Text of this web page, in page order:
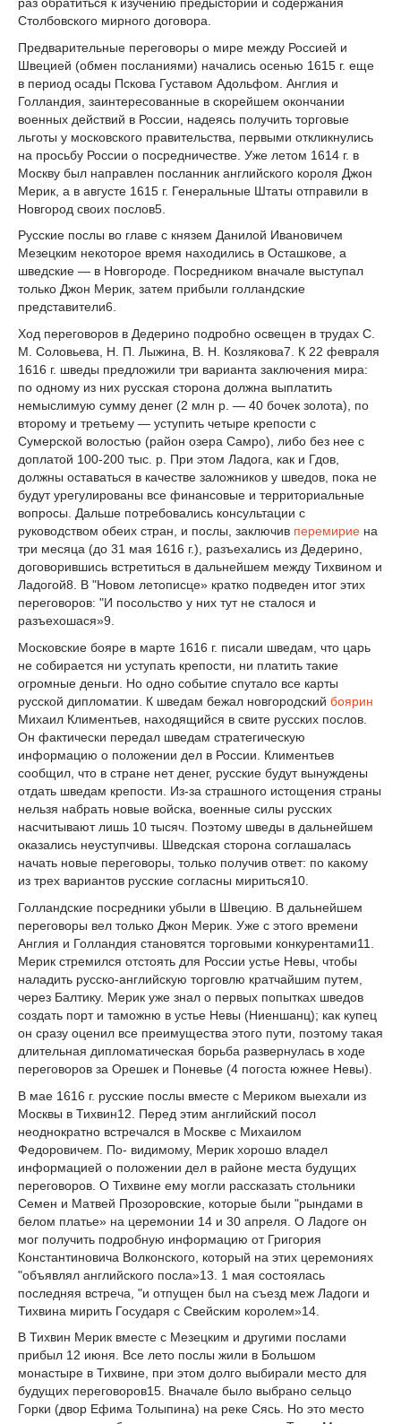
Столбовского мирного договора.
Предварительные переговоры о мире между Россией и
Швецией (обмен послания­ми) начались осенью 1615 г. еще
в период осады Пскова Густавом Адольфом. Англия и
Голландия, заинтересованные в скорейшем окончании
военных действий в России, на­деясь получить торговые
льготы у московского правительства, первыми откликнулись
на просьбу России о посредничестве. Уже летом 1614 г. в
Москву был направлен послан­ник английского короля Джон
Мерик, а в августе 1615 г. Генеральные Штаты отправили в
Новгород своих послов5
Русские послы во главе с князем Данилой Ивановичем
Мезецким некоторое время находились в Осташкове, а
шведские — в Новгороде. Посредником вначале выступал
только Джон Мерик, затем прибыли голландские
представители6.
Ход переговоров в Дедерино подробно освещен в трудах С.
М. Соловьева, Н. П. Лыжина, В. Н. Козлякова7 . К 22 февраля
1616 г. шведы предложили три варианта заключения мира:
по одному из них русская сторона должна выплатить
немыслимую сумму денег (2 млн р. — 40 бочек золота), по
второму и третьему — уступить четыре крепости с
Сумерской волостью (район озера Самро), либо без нее с
доплатой 100-200 тыс. р. При этом Ладога, как и Гдов,
должны оставаться в качестве заложников у шведов, пока не
бу­дут урегулированы все финансовые и территориальные
вопросы. Дальше потребовались консультации с
руководством обеих стран, и послы, заключив перемирие на
три месяца (до 31 мая 1616 г.), разъехались из Дедерино,
договорившись встретиться в дальнейшем между Тихвином и
Ладогой8 . В "Новом летописце» кратко подведен итог этих
перего­воров: "И посольство у них тут не сталося и
разъехошася»9
Московские бояре в марте 1616 г. писали шведам, что царь
не собирается ни усту­пать крепости, ни платить такие
огромные деньги. Но одно событие спутало все кар­ты
русской дипломатии. К шведам бежал новгородский боярин
Михаил Климентьев, находящийся в свите русских послов.
Он фактически передал шведам стратегическую
информацию о положении дел в России. Климентьев
сообщил, что в стране нет денег, русские будут вынуждены
отдать шведам крепости. Из-за страшного истощения стра­ны
нельзя набрать новые войска, военные силы русских
насчитывают лишь 10 тысяч. Поэтому шведы в дальнейшем
оказались неуступчивы. Шведская сторона соглашалась
начать новые переговоры, только получив ответ: по какому
из трех вариантов русские согласны мириться10
Голландские посредники убыли в Швецию. В дальнейшем
переговоры вел только Джон Мерик. Уже с этого времени
Англия и Голландия становятся торговыми конкурен­тами11
Мерик стремился отстоять для России устье Невы, чтобы
наладить русско-анг­лийскую торговлю кратчайшим путем,
через Балтику. Мерик уже знал о первых попыт­ках шведов
создать порт и таможню в устье Невы (Ниеншанц); как купец
он сразу оце­нил все преимущества этого пути, поэтому такая
длительная дипломатическая борьба развернулась в ходе
переговоров за Орешек и Поневье (4 погоста южнее Невы).
В мае 1616 г. русские послы вместе с Мериком выехали из
Москвы в Тихвин12 . Перед этим английский посол
неоднократно встречался в Москве с Михаилом
Федоровичем. По- видимому, Мерик хорошо владел
информацией о положении дел в районе места будущих
переговоров. О Тихвине ему могли рассказать стольники
Семен и Матвей Прозоровские, которые были "рындами в
белом платье» на церемонии 14 и 30 апреля. О Ладоге он
мог получить подробную информацию от Григория
Константиновича Волконского, кото­рый на этих церемониях
"объявлял английского посла»13 . 1 мая состоялась
последняя встреча, "и отпущен был на съезд меж Ладоги и
Тихвина мирить Государя с Свейским королем»14
В Тихвин Мерик вместе с Мезецким и другими послами
прибыл 12 июня. Все лето послы жили в Большом
монастыре в Тихвине, при этом долго выбирали место для
буду­щих переговоров15. Вначале было выбрано сельцо
Горки (двор Ефима Толыпина) на реке Сясь. Но это место